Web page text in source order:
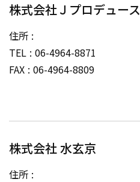
株式会社Ｊプロデュース
住所
TEL 06-4964-8871
FAX 06-4964-8809
株式会社 水玄京
住所